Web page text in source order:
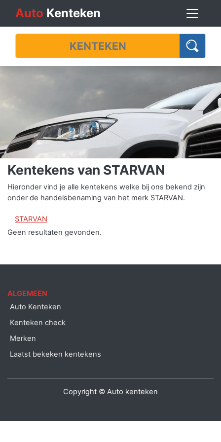
Auto Kenteken
Kentekens van STARVAN
Hieronder vind je alle kentekens welke bij ons bekend zijn
onder de handelsbenaming van het merk STARVAN.
STARVAN
Geen resultaten gevonden.
ALGEMEEN
Auto Kenteken
Kenteken check
Merken
Laatst bekeken kentekens
Copyright © Auto kenteken